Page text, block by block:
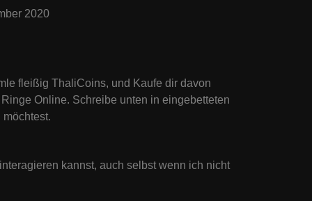
2020
fleißig ThaliCoins, und Kaufe dir davon
Online. Schreibe unten in eingebetteten
kannst, auch selbst wenn ich nicht